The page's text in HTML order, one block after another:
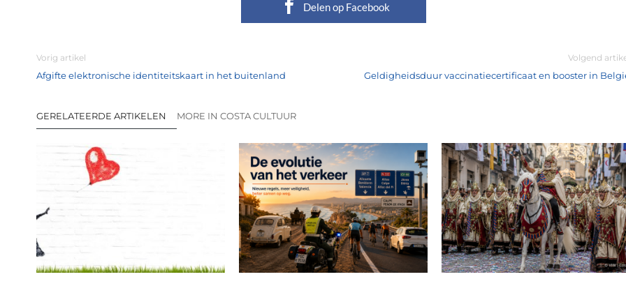
Delen op Facebook
Vorig artikel
Afgifte elektronische identiteitskaart in het buitenland
Volgend
Geldigheidsduur vaccinatiecertificaat en booster in
GERELATEERDE ARTIKELEN MORE IN COSTA CULTUUR